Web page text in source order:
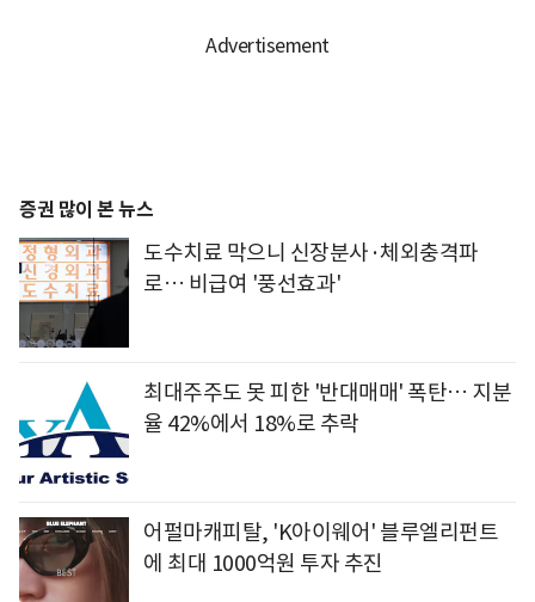
증권 많이 본 뉴스
도수치료 막으니 신장분사·체외충격파
로… 비급여 '풍선효과'
최대주주도 못 피한 '반대매매' 폭탄… 지분
율 42%에서 18%로 추락
어펄마캐피탈, 'K아이웨어' 블루엘리펀트
에 최대 1000억원 투자 추진